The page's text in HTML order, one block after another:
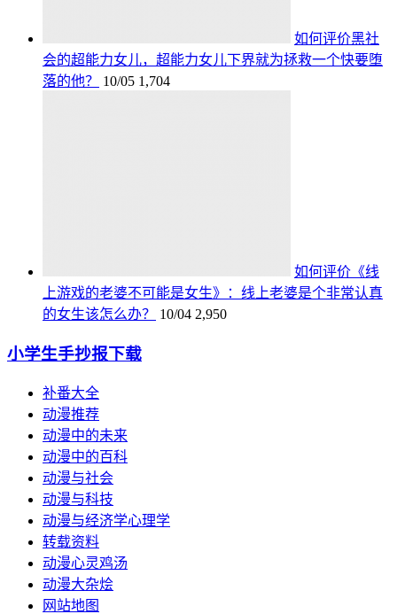
如何评价黑社
会的超能力女儿，超能力女儿下界就为拯救一个快要堕
落的他？
10/05 1,704
如何评价《线
上游戏的老婆不可能是女生》：线上老婆是个非常认真
的女生该怎么办？
10/04 2,950
小学生手抄报下载
补番大全
动漫推荐
动漫中的未来
动漫中的百科
动漫与社会
动漫与科技
动漫与经济学心理学
转载资料
动漫心灵鸡汤
动漫大杂烩
网站地图